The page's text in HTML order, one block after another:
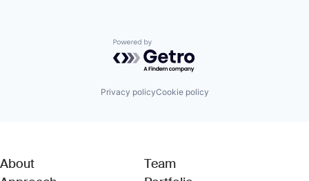
Powered by Getro.com
Privacy policyCookie policy
About
Team